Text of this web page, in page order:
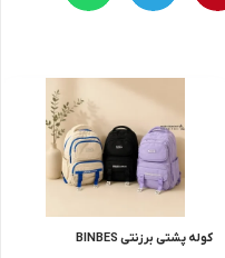
کوله پشتی برزنتی BINBES